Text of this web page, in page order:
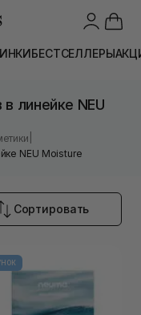
БЕСТСЕЛЛЕРЫ
линейке NEU
NEU Moisture
Сортировать